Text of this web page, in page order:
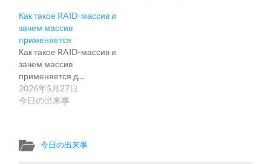
Как такое RAID-массив и
зачем массив
применяется
Как такое RAID-массив и
зачем массив
применяется д…
2026年5月27日
今日の出来事
今日の出来事